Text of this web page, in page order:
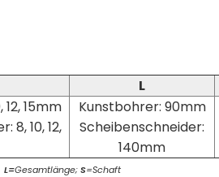
L
15mm
8, 10, 12,
Kunstbohrer: 90mm
Scheibenschneider:
140mm
L=Gesamtlänge;S=Schaft